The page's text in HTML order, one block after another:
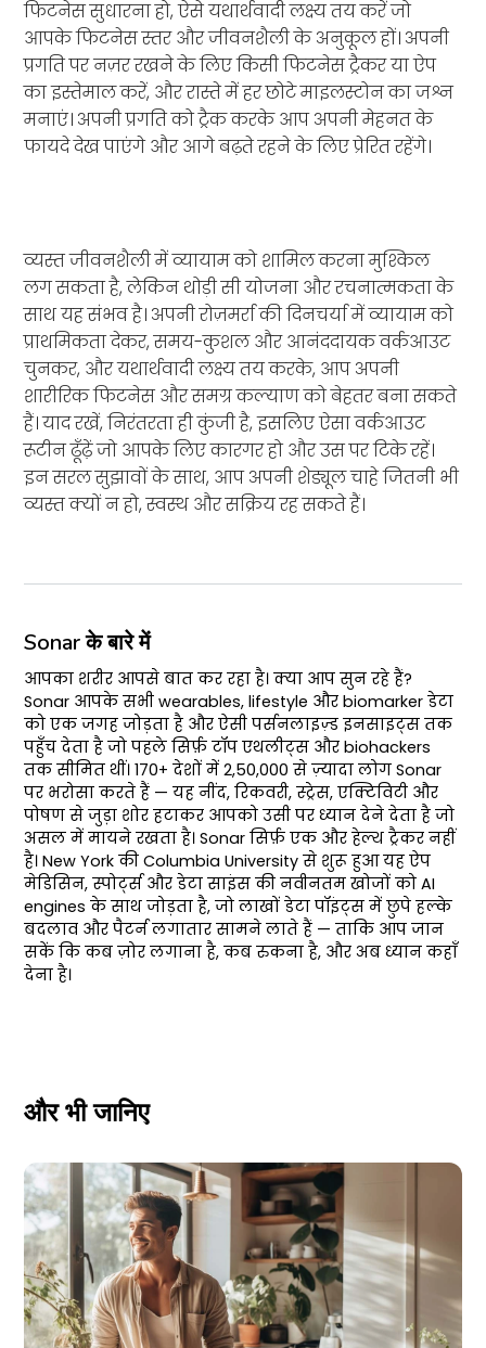
फिटनेस सुधारना हो, ऐसे यथार्थवादी लक्ष्य तय करें जो
आपके फिटनेस स्तर और जीवनशैली के अनुकूल हों। अपनी
प्रगति पर नज़र रखने के लिए किसी फिटनेस ट्रैकर या ऐप
का इस्तेमाल करें, और रास्ते में हर छोटे माइलस्टोन का जश्न
मनाएं। अपनी प्रगति को ट्रैक करके आप अपनी मेहनत के
फायदे देख पाएंगे और आगे बढ़ते रहने के लिए प्रेरित रहेंगे।
व्यस्त जीवनशैली में व्यायाम को शामिल करना मुश्किल
लग सकता है, लेकिन थोड़ी सी योजना और रचनात्मकता के
साथ यह संभव है। अपनी रोज़मर्रा की दिनचर्या में व्यायाम को
प्राथमिकता देकर, समय-कुशल और आनंददायक वर्कआउट
चुनकर, और यथार्थवादी लक्ष्य तय करके, आप अपनी
शारीरिक फिटनेस और समग्र कल्याण को बेहतर बना सकते
हैं। याद रखें, निरंतरता ही कुंजी है, इसलिए ऐसा वर्कआउट
रूटीन ढूँढ़ें जो आपके लिए कारगर हो और उस पर टिके रहें।
इन सरल सुझावों के साथ, आप अपनी शेड्यूल चाहे जितनी भी
व्यस्त क्यों न हो, स्वस्थ और सक्रिय रह सकते हैं।
Sonar के बारे में
आपका शरीर आपसे बात कर रहा है। क्या आप सुन रहे हैं?
Sonar आपके सभी wearables, lifestyle और biomarker डेटा
को एक जगह जोड़ता है और ऐसी पर्सनलाइज़्ड इनसाइट्स तक
पहुँच देता है जो पहले सिर्फ़ टॉप एथलीट्स और biohackers
तक सीमित थीं। 170+ देशों में 2,50,000 से ज़्यादा लोग Sonar
पर भरोसा करते हैं — यह नींद, रिकवरी, स्ट्रेस, एक्टिविटी और
पोषण से जुड़ा शोर हटाकर आपको उसी पर ध्यान देने देता है जो
असल में मायने रखता है। Sonar सिर्फ़ एक और हेल्थ ट्रैकर नहीं
है। New York की Columbia University से शुरू हुआ यह ऐप
मेडिसिन, स्पोर्ट्स और डेटा साइंस की नवीनतम खोजों को AI
engines के साथ जोड़ता है, जो लाखों डेटा पॉइंट्स में छुपे हल्के
बदलाव और पैटर्न लगातार सामने लाते हैं — ताकि आप जान
सकें कि कब ज़ोर लगाना है, कब रुकना है, और अब ध्यान कहाँ
देना है।
और भी जानिए